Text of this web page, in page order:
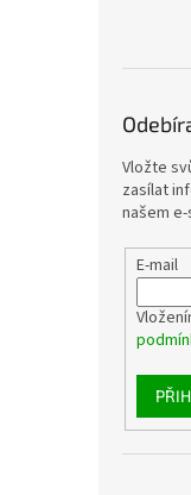
Vložte
zasílat
našem
E-mail